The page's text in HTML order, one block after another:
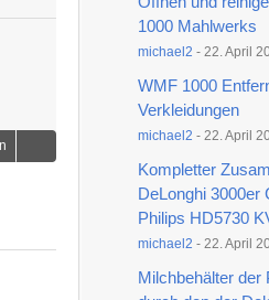
1000 Mahlwerks
michael2 - 22. April
WMF 1000
Verkleidungen
michael2 - 22. April
Kompletter
DeLonghi 3000er
Philips HD5730
michael2 - 22. April
Milchbehälter der